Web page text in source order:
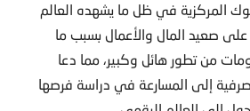
المركزية في ظل ما يشهده العالم
صعيد المال والأعمال بسبب ما
من تطور هائل وكبير، مما دعا
إلى المسارعة في دراسة فرصها